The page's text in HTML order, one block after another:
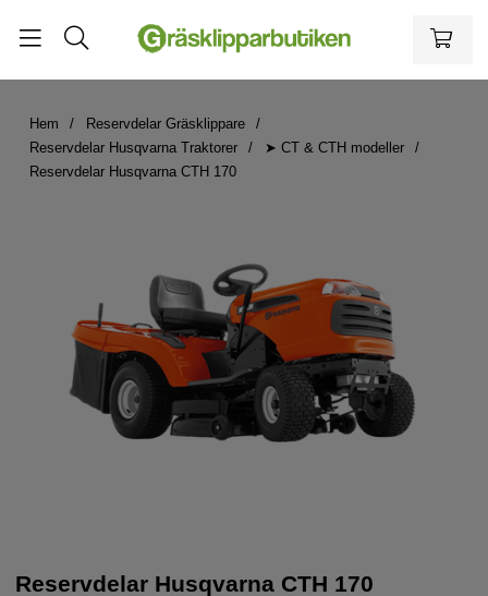
Hem
Reservdelar Gräsklippare
Reservdelar Husqvarna Traktorer
➤ CT & CTH modeller
Reservdelar Husqvarna CTH 170
Reservdelar Husqvarna CTH 170